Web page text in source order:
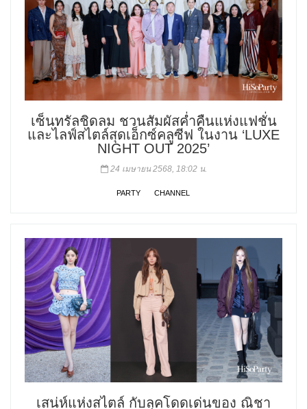
เซ็นทรัลชิดลม ชวนสัมผัสค่ำคืนแห่งแฟชั่น
และไลฟ์สไตล์สุดเอ็กซ์คลูซีฟ ในงาน ‘LUXE
NIGHT OUT 2025’
24 เมษายน 2568, 18:02 น.
PARTY CHANNEL
เสน่ห์แห่งสไตล์ กับลุคโดดเด่นของ ณิชา